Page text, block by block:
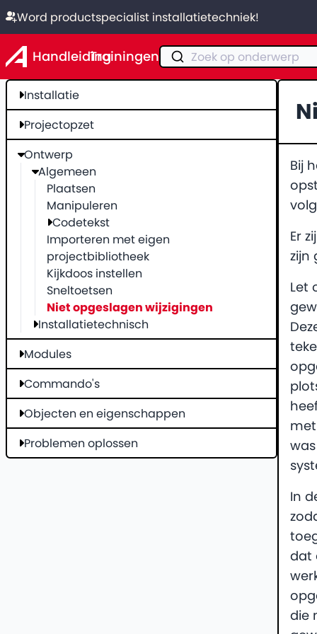
Word productspecialist installatietechniek!
HandleidingTrainingen Zoek op onderwerp
Installatie
Projectopzet
Ontwerp
Algemeen
Plaatsen
Manipuleren
Codetekst
Importeren met eigen
projectbibliotheek
Kijkdoos instellen
Sneltoetsen
Niet opgeslagen wijzigingen
Installatietechnisch
Modules
Commando's
Objecten en eigenschappen
Problemen oplossen
Bij
Er
zijn
Let
In
dat
die